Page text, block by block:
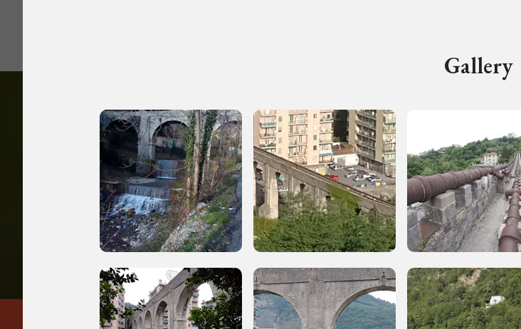
Gallery
Registrati alla
Accedi alle informazioni per te più interessanti, a
eventi